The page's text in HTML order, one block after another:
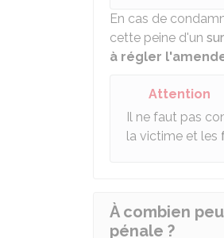
En cas de
cette peine d'un
à régler
Attention
Il ne faut pas
la victime et les
À combien
pénale ?